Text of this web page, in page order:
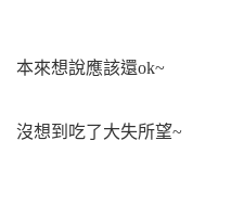
本來想說應該還ok~
沒想到吃了大失所望~